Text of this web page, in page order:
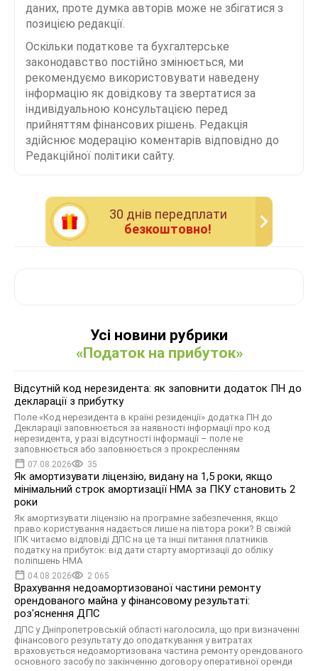
даних, проте думка авторів може не збігатися з
позицією редакції.
Оскільки податкове та бухгалтерське
законодавство постійно змінюється, ми
рекомендуємо використовувати наведену
інформацію як довідкову та звертатися за
індивідуальною консультацією перед
прийняттям фінансових рішень. Редакція
здійснює модерацію коментарів відповідно до
Редакційної політики сайту.
30 днiв передплати
безкоштовно!
Усі новини рубрики
«Податок на прибуток»
Відсутній код нерезидента: як заповнити додаток ПН до
декларації з прибутку
Поле «Код нерезидента в країні резиденції» додатка ПН до
Декларації заповнюється за наявності інформації про код
нерезидента, у разі відсутності інформації – поле не
заповнюється або заповнюється з прокресленням
07.08.2026 35
Як амортизувати ліцензію, видану на 1,5 роки, якщо
мінімальний строк амортизації НМА за ПКУ становить 2
роки
Як амортизувати ліцензію на програмне забезпечення, якщо
право користування надається лише на півтора роки? В свіжій
ІПК читаємо відповіді ДПС на це та інші питання платників
податку на прибуток: від дати старту амортизації до обліку
поліпшень НМА
04.08.2026 2 065
Врахування недоамортизованої частини ремонту
орендованого майна у фінансовому результаті:
роз'яснення ДПС
ДПС у Дніпропетровській області наголосила, що при визначенні
фінансового результату до оподаткування у витратах
враховується недоамортизована частина ремонту орендованого
основного засобу по закінченню договору оперативної оренди